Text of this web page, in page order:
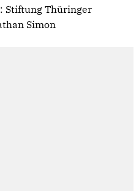
Stiftung Thüringer
Simon